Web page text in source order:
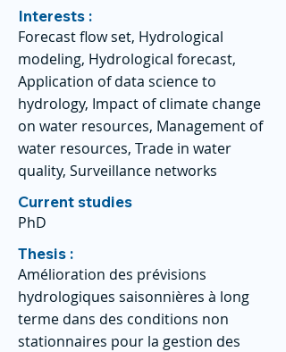
Interests :
Forecast flow set, Hydrological
modeling, Hydrological forecast,
Application of data science to
hydrology, Impact of climate change
on water resources, Management of
water resources, Trade in water
quality, Surveillance networks
Current studies
PhD
Thesis :
Amélioration des prévisions
hydrologiques saisonnières à long
terme dans des conditions non
stationnaires pour la gestion des